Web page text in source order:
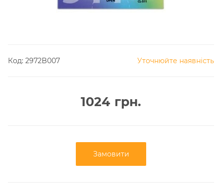
Код: 2972B007 Уточнюйте наявність
1024 грн.
Замовити